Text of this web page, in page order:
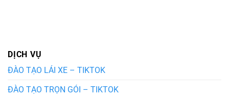
DỊCH VỤ
ĐÀO TẠO LÁI XE – TIKTOK
ĐÀO TẠO TRỌN GÓI – TIKTOK